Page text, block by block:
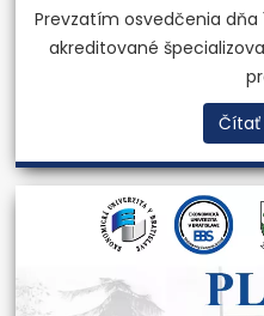
Prevzatím osvedčenia dňa
akreditované
Čítať